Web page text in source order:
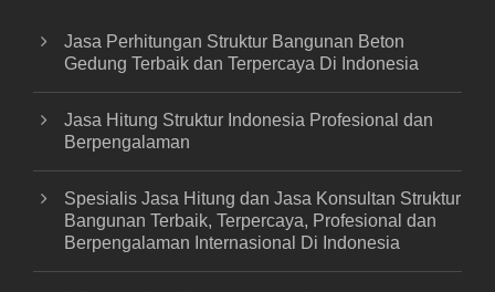
Jasa Perhitungan Struktur Bangunan Beton
Gedung Terbaik dan Terpercaya Di Indonesia
Jasa Hitung Struktur Indonesia Profesional dan
Berpengalaman
Spesialis Jasa Hitung dan Jasa Konsultan Struktur
Bangunan Terbaik, Terpercaya, Profesional dan
Berpengalaman Internasional Di Indonesia